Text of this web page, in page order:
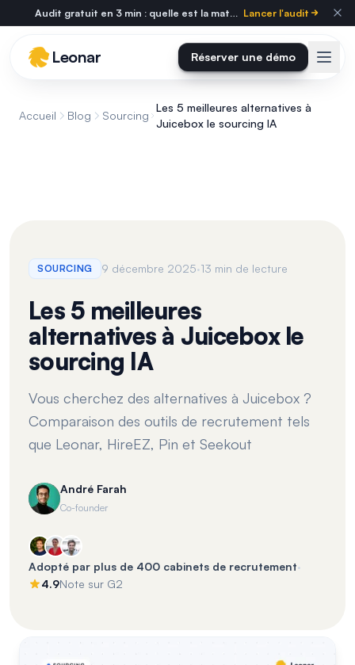
Skip to main content Audit gratuit en 3 min : quelle est la maturité tech de votre cabinet ? Lancer l'audit
Leonar Réserver une démo
Accueil Blog Sourcing
Les 5 meilleures alternatives à
Juicebox le sourcing IA
SOURCING 9 décembre 2025·13 min de lecture
Les 5 meilleures
alternatives à Juicebox le
sourcing IA
Vous cherchez des alternatives à Juicebox ?
Comparaison des outils de recrutement tels
que Leonar, HireEZ, Pin et Seekout
André Farah
Co-founder
Adopté par plus de 400 cabinets de recrutement·
4.9Note sur G2